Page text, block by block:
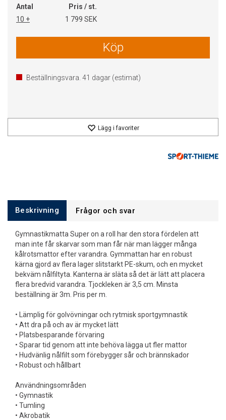
Antal
Pris / st.
10 +
1 799 SEK
Köp
Beställningsvara. 41 dagar (estimat)
Lägg i favoriter
Beskrivning Frågor och svar
Gymnastikmatta Super on a roll har den stora fördelen att
man inte får skarvar som man får när man lägger många
kålrotsmattor efter varandra. Gymmattan har en robust
kärna gjord av flera lager slitstarkt PE-skum, och en mycket
bekväm nålfiltyta. Kanterna är släta så det är lätt att placera
flera bredvid varandra. Tjockleken är 3,5 cm. Minsta
beställning är 3m. Pris per m.
• Lämplig för golvövningar och rytmisk sportgymnastik
• Att dra på och av är mycket lätt
• Platsbesparande förvaring
• Sparar tid genom att inte behöva lägga ut fler mattor
• Hudvänlig nålfilt som förebygger sår och brännskador
• Robust och hållbart
Användningsområden
• Gymnastik
• Tumling
• Akrobatik